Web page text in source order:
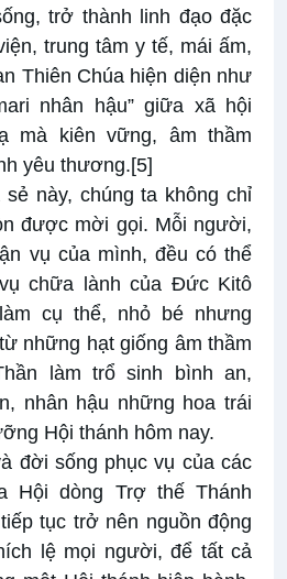
trở thành linh đạo đặc
trung tâm y tế, mái ấm,
Thiên Chúa hiện diện như
nhân hậu” giữa xã hội
mà kiên vững, âm thầm
yêu thương.[5]
này, chúng ta không chỉ
được mời gọi. Mỗi người,
vụ của mình, đều có thể
chữa lành của Đức Kitô
cụ thể, nhỏ bé nhưng
những hạt giống âm thầm
làm trổ sinh bình an,
nhân hậu những hoa trái
Hội thánh hôm nay.
đời sống phục vụ của các
Hội dòng Trợ thế Thánh
tục trở nên nguồn động
lệ mọi người, để tất cả